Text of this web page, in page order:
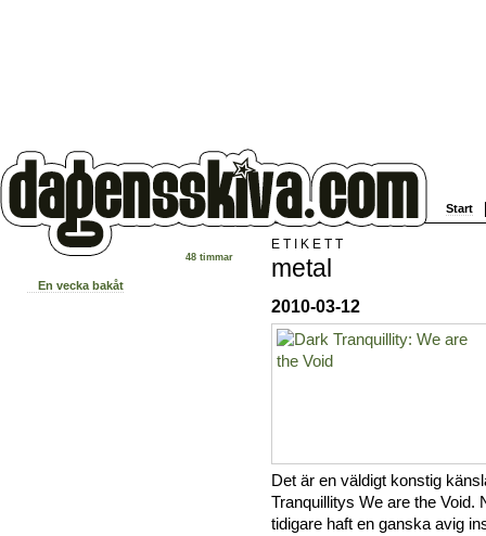
Start
48 timmar
En vecka bakåt
ETIKETT
metal
2010-03-12
Det är en väldigt konstig
Tranquillitys We are the Void.
tidigare haft en ganska avig